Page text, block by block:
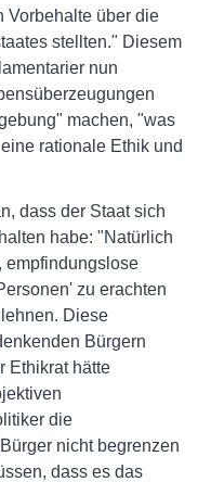
Vorbehalte über die
stellten." Diesem
nun
machen, "was
rationale Ethik und
dass der Staat sich
habe: "Natürlich
empfindungslose
zu erachten
Diese
Bürgern
Ethikrat hätte
die
nicht begrenzen
dass es das